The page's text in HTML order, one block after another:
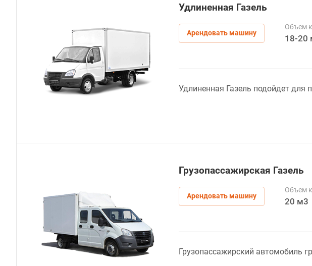
Удлиненная Газель
Арендовать машину
Объем
18-20
Удлиненная Газель подойдет для
Грузопассажирская Газель
Арендовать машину
Объем
20 м3
Грузопассажирский автомобиль